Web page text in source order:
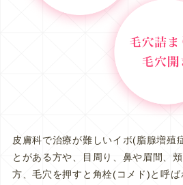
皮膚科で治療が難しいイボ(脂腺増殖
とがある方や、目周り、鼻や眉間、
方、毛穴を押すと角栓(コメド)と呼